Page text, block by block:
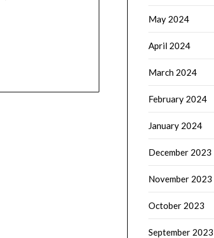
May 2024
April 2024
March 2024
February 2024
January 2024
December 2023
November 2023
October 2023
September 2023